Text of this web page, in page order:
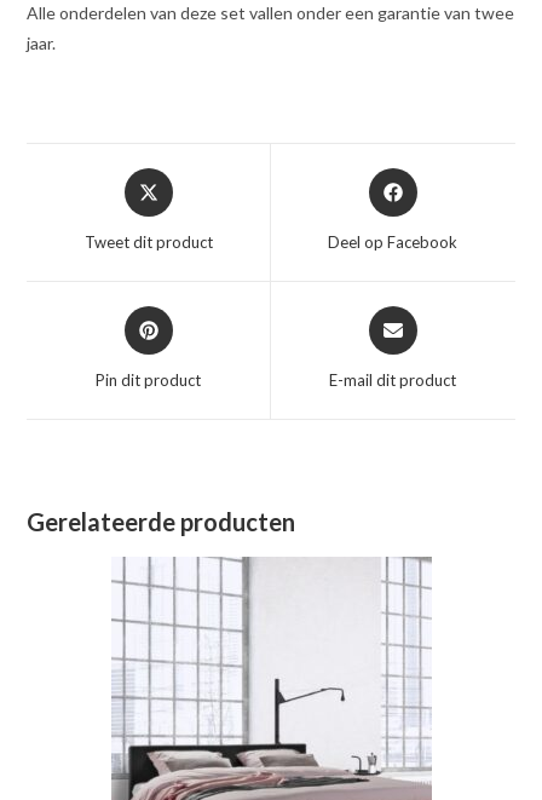
Alle onderdelen van deze set vallen onder een garantie van twee
jaar.
Opent
in
nieuw
Tweet dit product
Opent
in
nieuw
Deel op Facebook
Opent
in
nieuw
Pin dit product
Opent
in
nieuw
E-mail dit product
Gerelateerde producten